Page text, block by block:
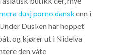
dusj porno dansk enn i
Dusken har hoppet
og kjører ut i Nidelva
den våte